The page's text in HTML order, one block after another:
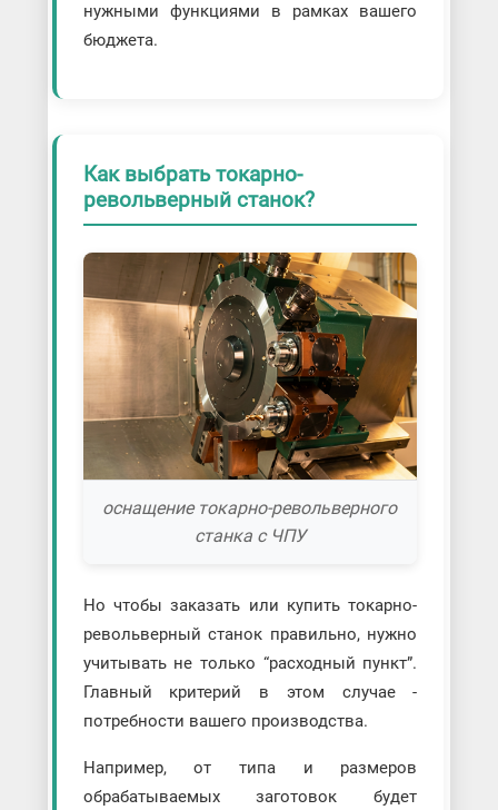
нужными функциями в рамках вашего
бюджета.
Как выбрать токарно-
револьверный станок?
оснащение токарно-револьверного
станка с ЧПУ
Но чтобы заказать или купить токарно-
револьверный станок правильно, нужно
учитывать не только “расходный пункт”.
Главный критерий в этом случае -
потребности вашего производства.
Например, от типа и размеров
обрабатываемых заготовок будет